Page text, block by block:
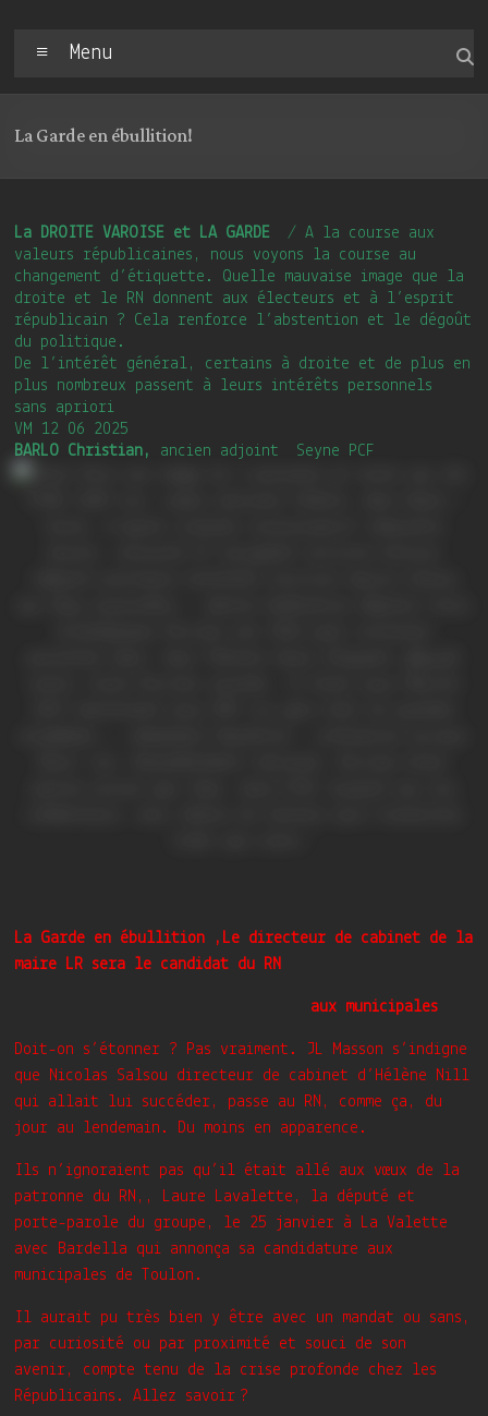
Menu
La Garde en ébullition!
La DROITE VAROISE et LA GARDE
/ A la course aux
valeurs républicaines, nous voyons la course au
changement d’étiquette. Quelle mauvaise image que la
droite et le RN donnent aux électeurs et à l’esprit
républicain ? Cela renforce l’abstention et le dégoût
du politique.
De l’intérêt général, certains à droite et de plus en
plus nombreux passent à leurs intérêts personnels
sans apriori
VM 12 06 2025
BARLO Christian,
ancien adjoint Seyne PCF
La Garde en ébullition , Le directeur de cabinet de la
maire LR sera le candidat du RN
aux municipales
Doit-on s’étonner ? Pas vraiment. JL Masson s’indigne
que Nicolas Salsou directeur de cabinet d’Hélène Nill
qui allait lui succéder, passe au RN, comme ça, du
jour au lendemain. Du moins en apparence.
Ils n’ignoraient pas qu’il était allé aux vœux de la
patronne du RN,, Laure Lavalette, la député et
porte-parole du groupe, le 25 janvier à La Valette
avec Bardella qui annonça sa candidature aux
municipales de Toulon.
Il aurait pu très bien y être avec un mandat ou sans,
par curiosité ou par proximité et souci de son
avenir, compte tenu de la crise profonde chez les
Républicains. Allez savoir ?